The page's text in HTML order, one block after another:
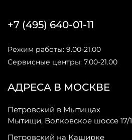
АДРЕСА В МОСКВЕ
Петровский в Мытищах
Мытищи, Волковское шоссе 17/1
Петровский на Каширке
+7 (495) 640-01-11
Режим работы: 9.00-21.00
Сервисные центры: 7.00-21.00